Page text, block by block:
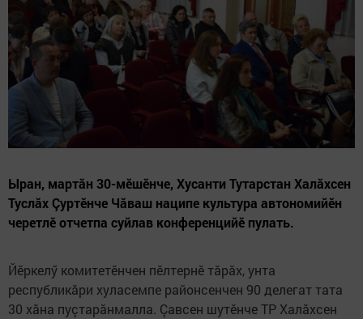
Ыран, мартăн 30-мӗшӗнче, Хусанти Тутарстан Халăхсен
Туслăх Çуртӗнче Чăваш наципе культура автономийӗн
черетлӗ отчетпа суйлав конференцийӗ пулать.
Йӗркелӳ комитетӗнчен пӗлтернӗ тăрăх, унта
республикăри хуласемпе районсенчен 90 делегат тата
30 хăна пуçтарăнмалла. Çавсен шутӗнче ТР Халăхсен